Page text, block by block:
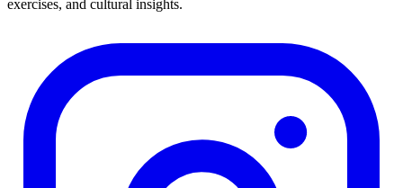
exercises, and cultural insights.